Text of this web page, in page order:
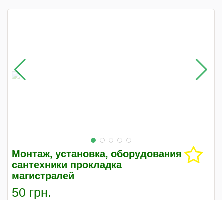
Монтаж, установка, оборудования
сантехники прокладка
магистралей
50 грн.